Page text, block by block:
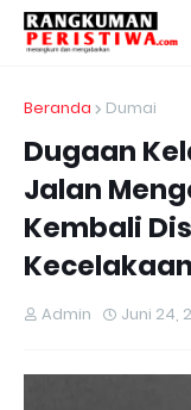
Beranda Dumai
Dugaan
Jalan
Kembali
Admin Juni 24,